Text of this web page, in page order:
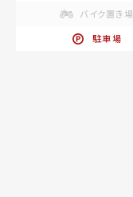
バイク置き場
駐車場